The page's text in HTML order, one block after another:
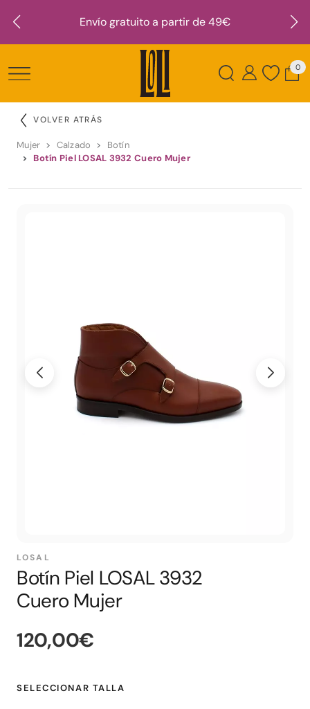
Envío gratuito a partir de 49€
0
VOLVER ATRÁS
Mujer Calzado
Botín
Botín Piel LOSAL 3932 Cuero Mujer
LOSAL
Botín Piel LOSAL 3932
Cuero Mujer
120,00€
SELECCIONAR TALLA